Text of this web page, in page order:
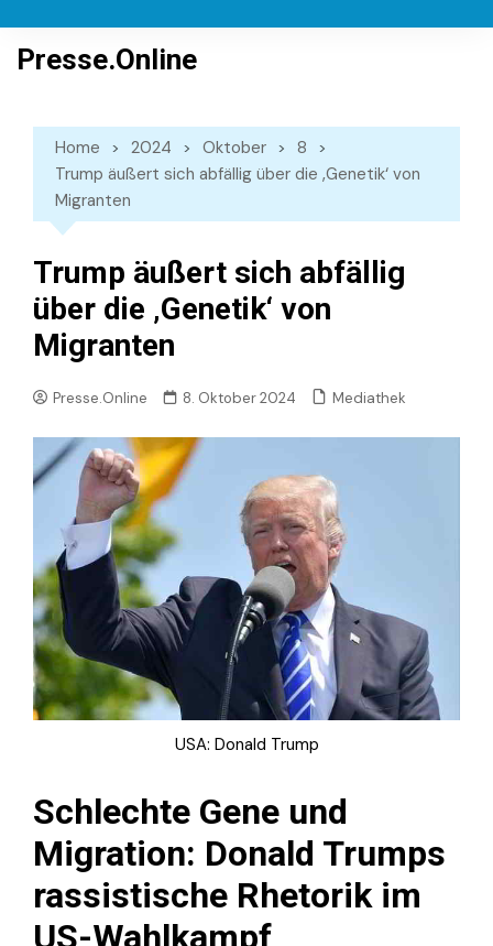
content
Presse.Online
Home 2024 Oktober
8
Trump äußert sich abfällig über die ‚Genetik‘ von
Migranten
Trump äußert sich abfällig
über die ‚Genetik‘ von
Migranten
Presse.Online 8. Oktober 2024 Mediathek
USA: Donald Trump
Schlechte Gene und
Migration: Donald Trumps
rassistische Rhetorik im
US-Wahlkampf